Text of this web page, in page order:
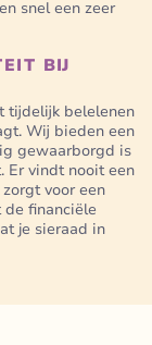
snel een zeer
BIJ
tijdelijk belelenen
Wij bieden een
gewaarborgd is
Er vindt nooit een
voor een
de financiële
je sieraad in